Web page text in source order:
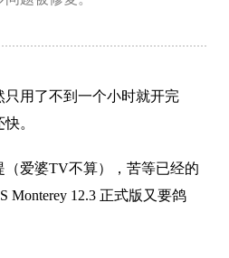
只用了不到一个小时就开完
。
爱婆TV不算），苦等已经的
Monterey 12.3 正式版又要鸽